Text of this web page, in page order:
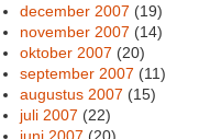
december 2007 (19)
november 2007 (14)
oktober 2007 (20)
september 2007 (11)
augustus 2007 (15)
juli 2007 (22)
juni 2007 (20)